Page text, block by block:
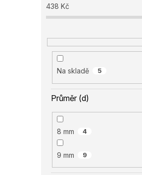
438 Kč
Na skladě 5
Průměr (d)
8 mm 4
9 mm 9